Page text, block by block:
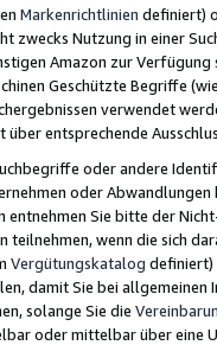
Markenrichtlinien definiert)
zwecks Nutzung in einer
Amazon zur
Geschützte Begriffe
verwendet
entsprechende
oder andere
oder
entnehmen Sie bitte der
teilnehmen, wenn die sich
Vergütungskatalog definiert)
damit Sie bei
solange Sie die
oder mittelbar über eine